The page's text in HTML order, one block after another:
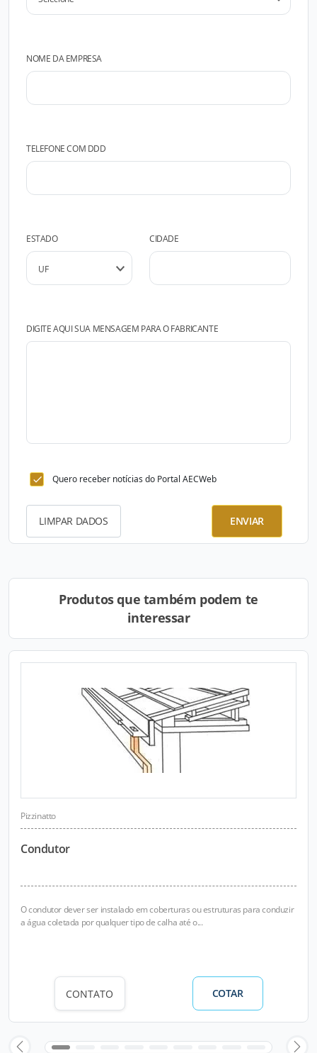
NOME DA EMPRESA
TELEFONE COM DDD
ESTADO CIDADE
DIGITE AQUI SUA MENSAGEM PARA O FABRICANTE
Quero receber notícias do Portal AECWeb
LIMPAR DADOS ENVIAR
Produtos que também podem te
interessar
Pizzinatto
Condutor
O condutor dever ser instalado em coberturas ou estruturas para conduzir
a água coletada por qualquer tipo de calha até o...
CONTATO COTAR